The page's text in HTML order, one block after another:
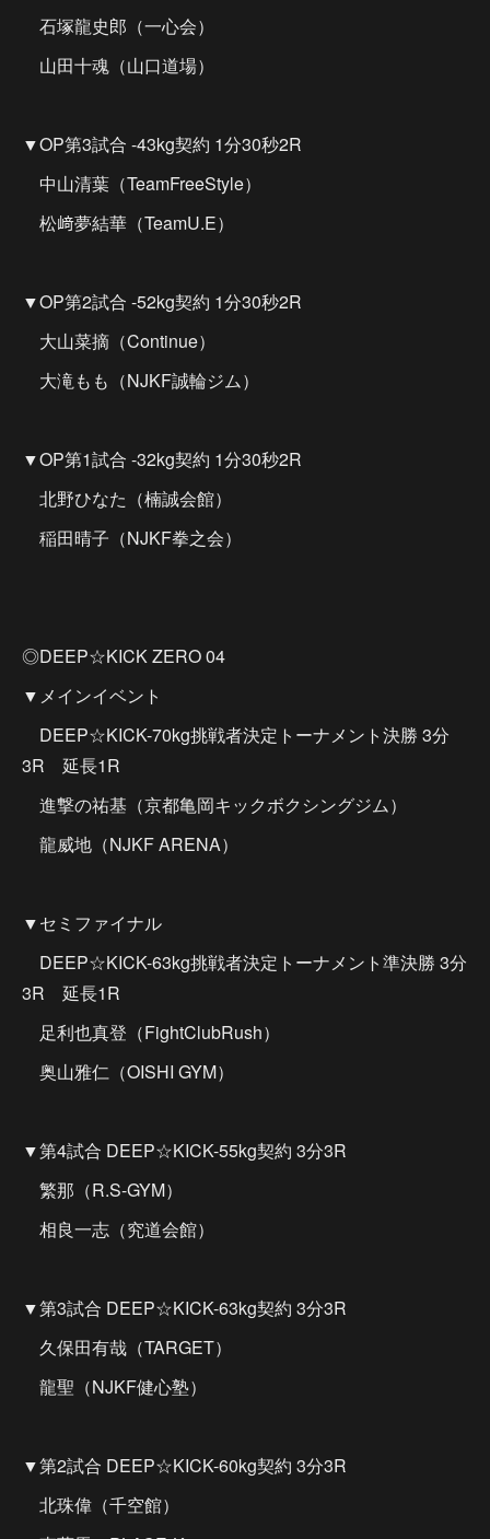
石塚龍史郎（一心会）
山田十魂（山口道場）
▼OP第3試合 -43kg契約 1分30秒2R
中山清葉（TeamFreeStyle）
松﨑夢結華（TeamU.E）
▼OP第2試合 -52kg契約 1分30秒2R
大山菜摘（Continue）
大滝もも（NJKF誠輪ジム）
▼OP第1試合 -32kg契約 1分30秒2R
北野ひなた（楠誠会館）
稲田晴子（NJKF拳之会）
◎DEEP☆KICK ZERO 04
▼メインイベント
DEEP☆KICK-70kg挑戦者決定トーナメント決勝 3分
3R 延長1R
進撃の祐基（京都亀岡キックボクシングジム）
龍威地（NJKF ARENA）
▼セミファイナル
DEEP☆KICK-63kg挑戦者決定トーナメント準決勝 3分
3R 延長1R
足利也真登（FightClubRush）
奥山雅仁（OISHI GYM）
▼第4試合 DEEP☆KICK-55kg契約 3分3R
繁那（R.S-GYM）
相良一志（究道会館）
▼第3試合 DEEP☆KICK-63kg契約 3分3R
久保田有哉（TARGET）
龍聖（NJKF健心塾）
▼第2試合 DEEP☆KICK-60kg契約 3分3R
北珠偉（千空館）